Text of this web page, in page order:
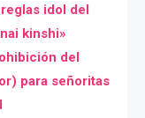
idol del
kinshi»
del
para señoritas